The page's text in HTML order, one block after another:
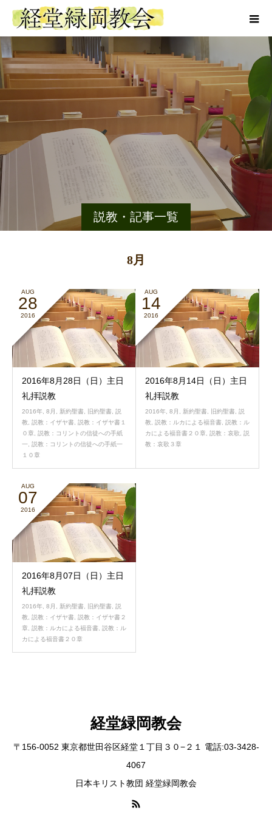
説教・記事一覧
8月
AUG
28
2016
2016年8月28日（日）主日
礼拝説教
2016年, 8月 , 新約聖書, 旧約聖書, 説
教, 説教：イザヤ書, 説教：イザヤ書１
０章, 説教：コリントの信徒への手紙
一, 説教：コリントの信徒への手紙一
１０章
AUG
14
2016
2016年8月14日（日）主日
礼拝説教
2016年, 8月 , 新約聖書, 旧約聖書, 説
教, 説教：ルカによる福音書, 説教：ル
カによる福音書２０章, 説教：哀歌, 説
教：哀歌３章
AUG
07
2016
2016年8月07日（日）主日
礼拝説教
2016年 8月 新約聖書 旧約聖書 説
教 説教：イザヤ書 説教：イザヤ書２
章 説教：ルカによる福音書 説教：ル
カによる福音書２０章
経堂緑岡教会
〒156-0052 東京都世田谷区経堂１丁目３０−２１ 電話:03-3428-
4067
日本キリスト教団 経堂緑岡教会